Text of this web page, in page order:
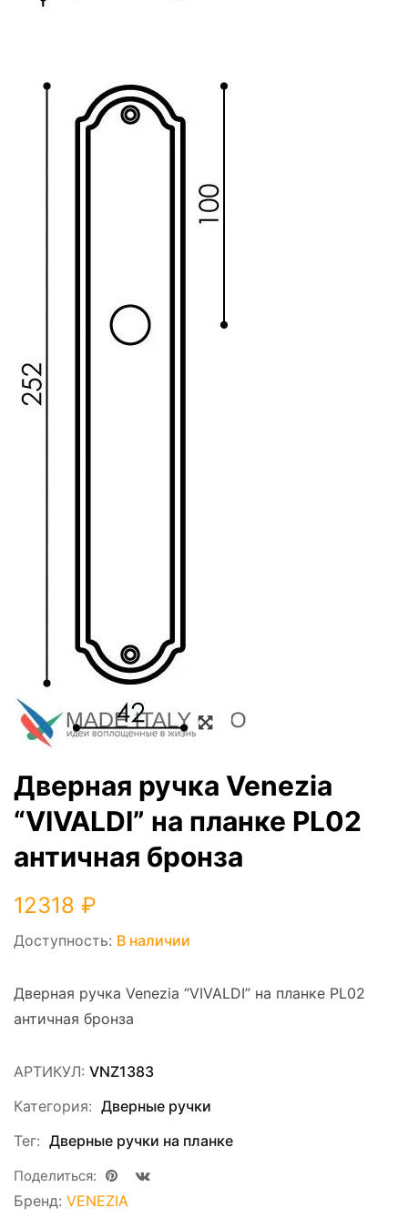
Zoom
Дверная ручка Venezia
“VIVALDI” на планке PL02
античная бронза
12318 ₽
Доступность: В наличии
Дверная ручка Venezia “VIVALDI” на планке PL02
античная бронза
АРТИКУЛ: VNZ1383
Категория: Дверные ручки
Тег: Дверные ручки на планке
Поделиться:
Бренд: VENEZIA